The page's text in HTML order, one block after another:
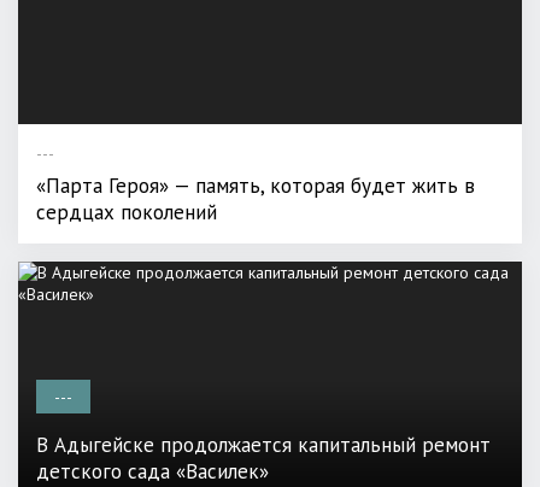
---
«Парта Героя» — память, которая будет жить в
сердцах поколений
---
В Адыгейске продолжается капитальный ремонт
детского сада «Василек»